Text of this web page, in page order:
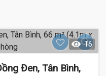
16
Đen, Tân Bình,